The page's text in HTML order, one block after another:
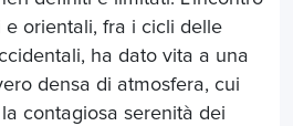
orientali, fra i cicli delle
ha dato vita a una
densa di atmosfera, cui
contagiosa serenità dei